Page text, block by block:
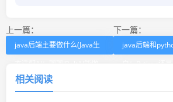
上一篇：
java后端主要做什么(Java生
什么)
下一篇：
java后端和
相关阅读